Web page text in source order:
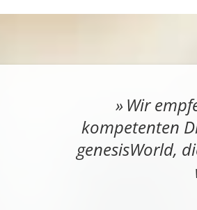
Wir
kompetenten
genesisWorld,